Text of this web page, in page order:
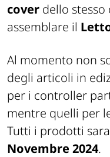
cover dello stesso
assemblare il
Al momento non
degli articoli in
per i controller
mentre quelli per
Tutti i prodotti
Novembre 2024.